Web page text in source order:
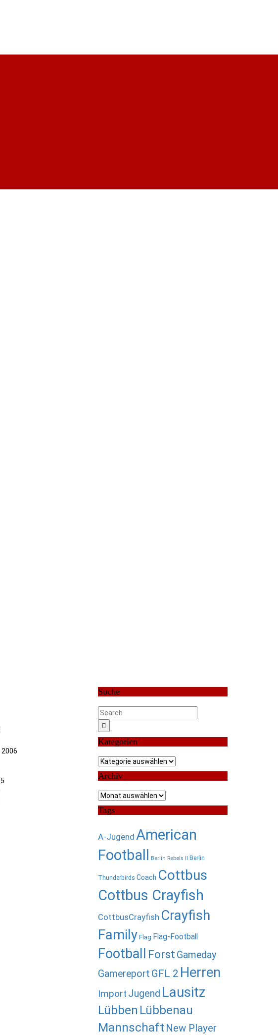
Suche
Kategorien
Kategorien
Archiv
Archiv
Tags
A-Jugend American
Football Berlin Rebels II Berlin
Thunderbirds Coach Cottbus
Cottbus Crayfish
CottbusCrayfish Crayfish
Family Flag Flag-Football
Football Forst Gameday
Gamereport GFL 2 Herren
Import Jugend Lausitz
Lübben Lübbenau
Mannschaft New Player